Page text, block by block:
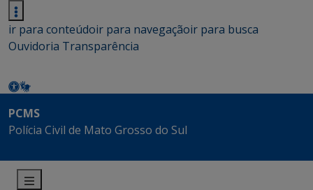
ir para conteúdoir para navegaçãoir para busca
Ouvidoria Transparência
PCMS
Polícia Civil de Mato Grosso do Sul